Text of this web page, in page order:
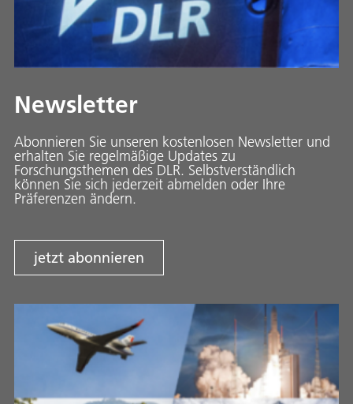
Newsletter
Abonnieren Sie unseren kostenlosen Newsletter und
erhalten Sie regelmäßige Updates zu
Forschungsthemen des DLR. Selbstverständlich
können Sie sich jederzeit abmelden oder Ihre
Präferenzen ändern.
jetzt abonnieren